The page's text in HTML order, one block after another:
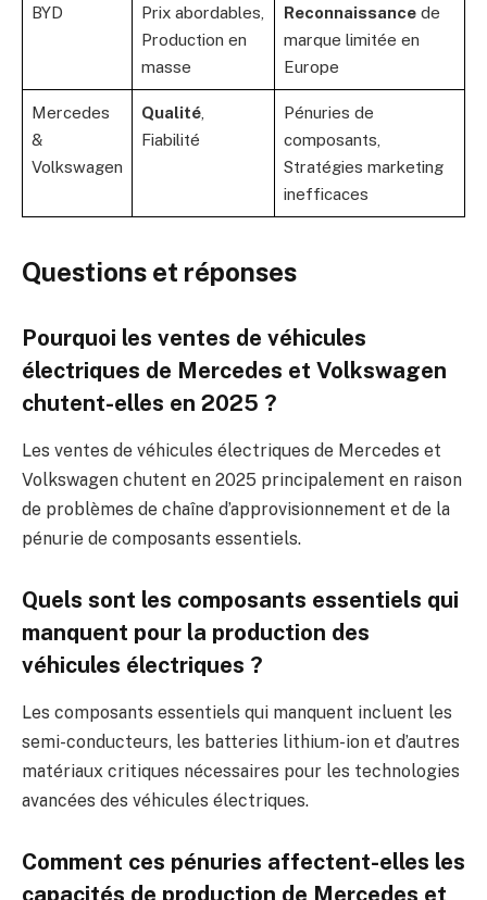
BYD
Prix abordables,
Production en
masse
Reconnaissance de
marque limitée en
Europe
Mercedes
&
Volkswagen
Qualité
Fiabilité
Pénuries de
composants,
Stratégies marketing
inefficaces
Questions et réponses
Pourquoi les ventes de véhicules
électriques de Mercedes et Volkswagen
chutent-elles en 2025 ?
Les ventes de véhicules électriques de Mercedes et
Volkswagen chutent en 2025 principalement en raison
de problèmes de chaîne d’approvisionnement et de la
pénurie de composants essentiels.
Quels sont les composants essentiels qui
manquent pour la production des
véhicules électriques ?
Les composants essentiels qui manquent incluent les
semi-conducteurs, les batteries lithium-ion et d’autres
matériaux critiques nécessaires pour les technologies
avancées des véhicules électriques.
Comment ces pénuries affectent-elles les
capacités de production de Mercedes et